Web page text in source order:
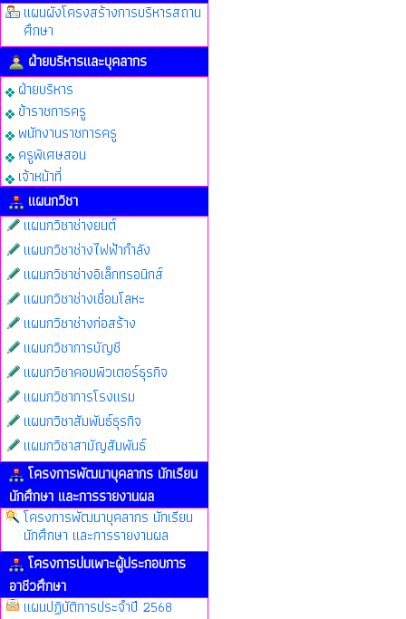
แผนผังโครงสร้างการบริหารสถาน
ศึกษา
ฝ่ายบริหารและบุคลากร
ฝ่ายบริหาร
ข้าราชการครู
พนักงานราชการครู
ครูพิเศษสอน
เจ้าหน้าที่
แผนกวิชา
แผนกวิชาช่างยนต์
แผนกวิชาช่างไฟฟ้ากำลัง
แผนกวิชาช่างอิเล็กทรอนิกส์
แผนกวิชาช่างเชื่อมโลหะ
แผนกวิชาช่างก่อสร้าง
แผนกวิชาการบัญชี
แผนกวิชาคอมพิวเตอร์ธุรกิจ
แผนกวิชาการโรงแรม
แผนกวิชาสัมพันธ์ธุรกิจ
แผนกวิชาสามัญสัมพันธ์
โครงการพัฒนาบุคลากร นักเรียน
นักศึกษา และการรายงานผล
โครงการพัฒนาบุคลากร นักเรียน
นักศึกษา และการรายงานผล
โครงการบ่มเพาะผู้ประกอบการ
อาชีวศึกษา
แผนปฏิบัติการประจำปี 2568